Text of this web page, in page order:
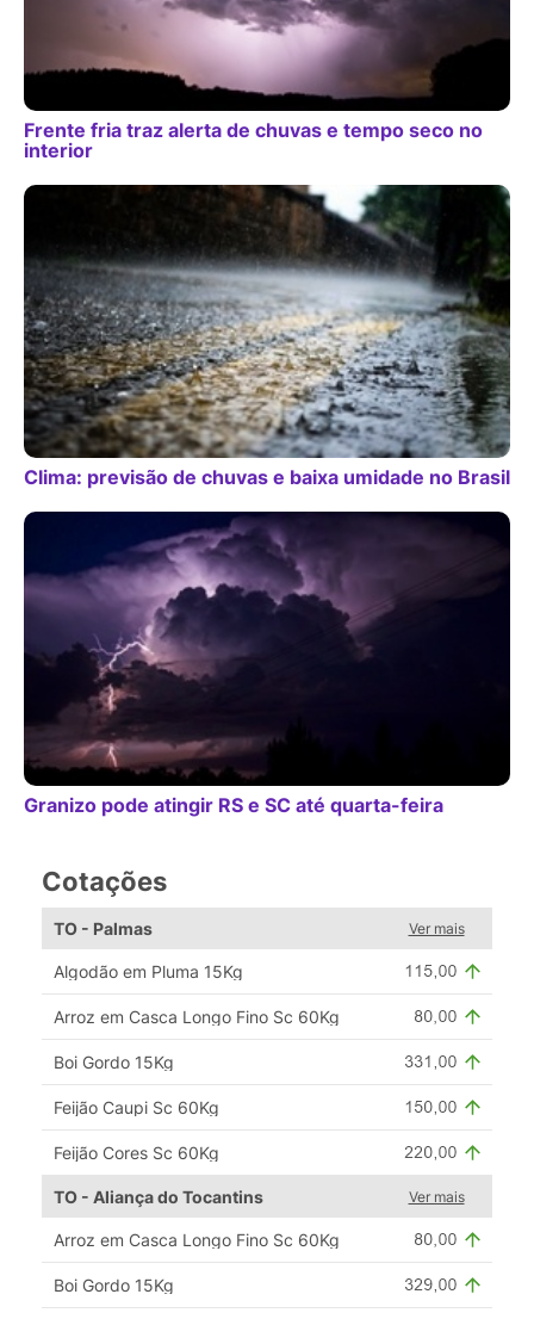
Frente fria traz alerta de chuvas e tempo seco no
interior
Clima: previsão de chuvas e baixa umidade no Brasil
Granizo pode atingir RS e SC até quarta-feira
Cotações
TO - Palmas Ver mais
Algodão em Pluma 15Kg
Arroz em Casca Longo Fino Sc 60Kg
Boi Gordo 15Kg
Feijão Caupi Sc 60Kg
Feijão Cores Sc 60Kg
TO - Aliança do Tocantins Ver mais
Arroz em Casca Longo Fino Sc 60Kg
Boi Gordo 15Kg